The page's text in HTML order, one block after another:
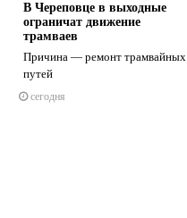
В Череповце в выходные
ограничат движение
трамваев
Причина — ремонт трамвайных
путей
сегодня